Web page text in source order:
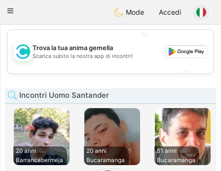
olombiaCitas
Toggle
Mode Accedi
💖
💕
Trova la tua anima gemella
Scarica subito la nostra app di incontri!
Incontri Uomo Santander
20 anni
Barrancabermeja
20 anni
Bucaramanga
51 anni
Bucaramanga